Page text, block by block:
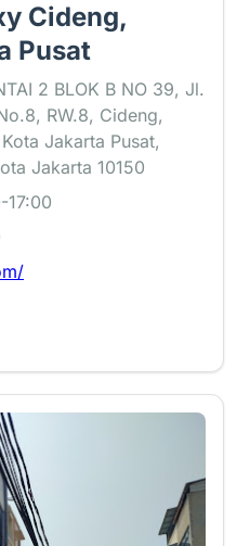
Cideng,
Pusat
2 BLOK B NO 39, Jl.
RW.8, Cideng,
Jakarta Pusat,
Jakarta 10150
17:00